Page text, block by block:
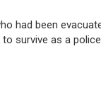
had been
survive as a